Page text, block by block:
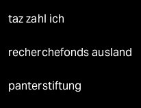
taz zahl ich
recherchefonds ausland
panterstiftung